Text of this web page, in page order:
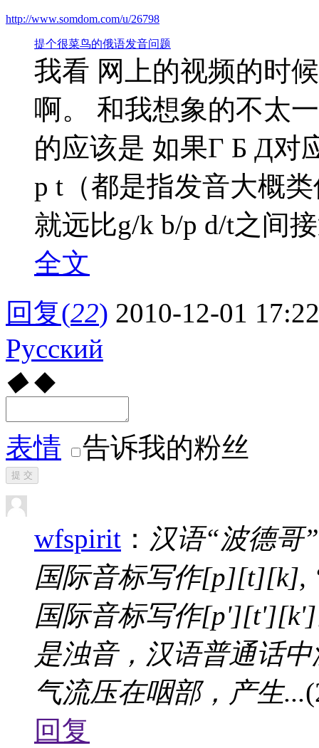
http://www.somdom.com/u/26798
提个很菜鸟的俄语发音问题
我看 网上的视频的时
啊。 和我想象的不太
的应该是 如果Г Б Д对
p t（都是指发音大概
就远比g/k b/p d/t之间
全文
回复(22) 2010-12-01 17:22
Pусский
◆ ◆
表情 告诉我的粉丝
提 交
wfspirit ： 汉语“波德哥
国际音标写作[p][t][k],
国际音标写作
是浊音，汉语普通话
气流压在咽部，产生...
回复